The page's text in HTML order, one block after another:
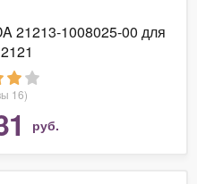
21213-1008025-00 для
16)
руб.